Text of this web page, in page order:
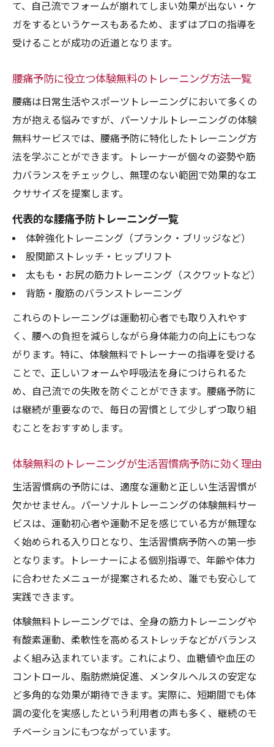
て、自己流でフォームが崩れてしまい効果が出ない・ケ
ガをするというケースもあるため、まずはプロの指導を
受けることが成功の近道となります。
腰痛予防に役立つ体験無料のトレーニング方法一覧
腰痛は日常生活やスポーツトレーニングにおいて多くの
方が抱える悩みですが、パーソナルトレーニングの体験
無料サービスでは、腰痛予防に特化したトレーニング方
法を学ぶことができます。トレーナーが個々の姿勢や筋
力バランスをチェックし、無理のない範囲で効果的なエ
クササイズを提案します。
代表的な腰痛予防トレーニング一覧
体幹強化トレーニング（プランク・ブリッジなど）
股関節ストレッチ・ヒップリフト
太もも・お尻の筋力トレーニング（スクワットなど）
背筋・腹筋のバランストレーニング
これらのトレーニングは運動初心者でも取り入れやす
く、腰への負担を減らしながら身体能力の向上にもつな
がります。特に、体験無料でトレーナーの指導を受ける
ことで、正しいフォームや呼吸法を身につけられるた
め、自己流での失敗を防ぐことができます。腰痛予防に
は継続が重要なので、毎日の習慣として少しずつ取り組
むことをおすすめします。
体験無料のトレーニングが生活習慣病予防に効く理由
生活習慣病の予防には、適度な運動と正しい生活習慣が
欠かせません。パーソナルトレーニングの体験無料サー
ビスは、運動初心者や運動不足を感じている方が無理な
く始められる入り口となり、生活習慣病予防への第一歩
となります。トレーナーによる個別指導で、年齢や体力
に合わせたメニューが提案されるため、誰でも安心して
実践できます。
体験無料トレーニングでは、全身の筋力トレーニングや
有酸素運動、柔軟性を高めるストレッチなどがバランス
よく組み込まれています。これにより、血糖値や血圧の
コントロール、脂肪燃焼促進、メンタルヘルスの安定な
ど多角的な効果が期待できます。実際に、短期間でも体
調の変化を実感したという利用者の声も多く、継続のモ
チベーションにもつながっています。